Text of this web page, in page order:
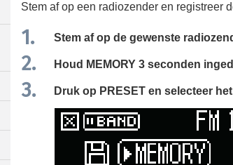
Stem af op een radiozender en registreer
Stem af op de gewenste
Houd MEMORY 3 seconden
Druk op PRESET en selecteer